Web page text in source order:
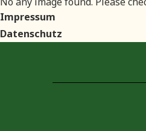
Impressum
Datenschutz